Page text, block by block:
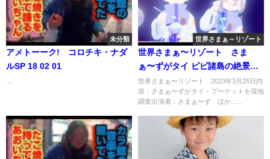
未分類
アメトーーク! コロチキ・ナダ
ルSP 18 02 01
世界さまぁ～リゾート
世界さまぁ〜リゾート さま
ぁ〜ずがタイ ピピ諸島の絶景を
お届け 3月25日
世界さまぁ〜リゾート 2023年3月25日内
容：さまぁ〜ずがタイ・プーケットを現地
調査出演者：さまぁ〜ず ほか......